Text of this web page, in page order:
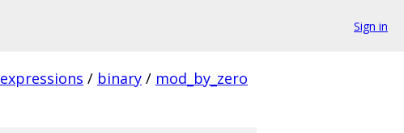
Sign in
expressions / binary / mod_by_zero